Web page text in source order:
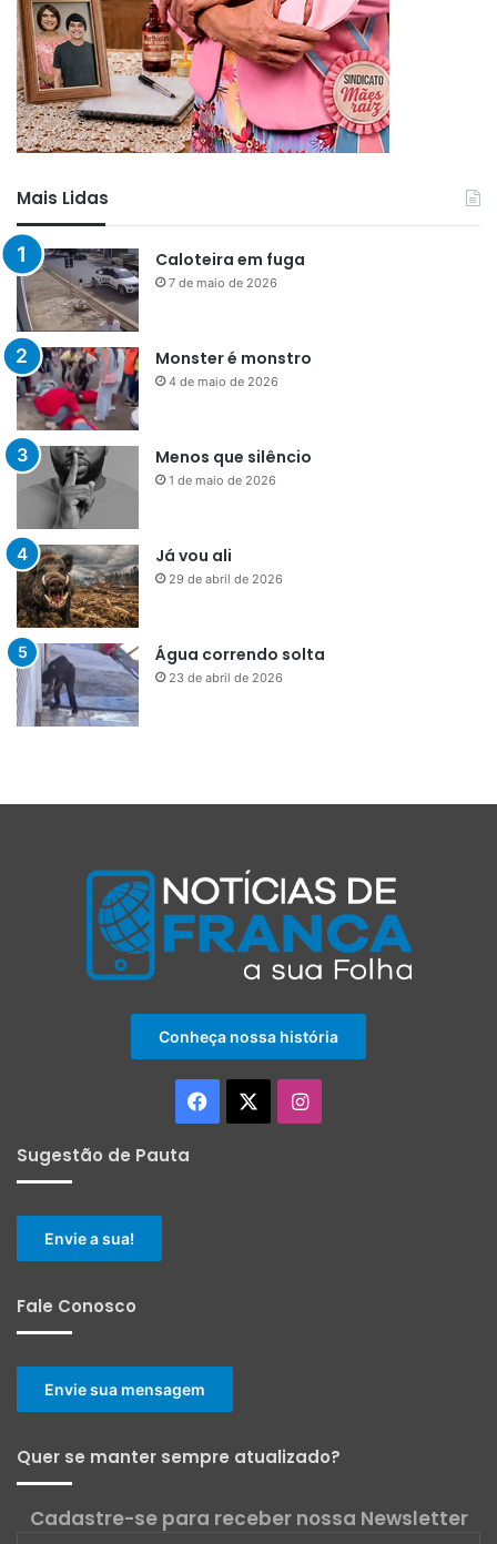
Mais Lidas
Caloteira em fuga
7 de maio de 2026
Monster é monstro
4 de maio de 2026
Menos que silêncio
1 de maio de 2026
Já vou ali
29 de abril de 2026
Água correndo solta
23 de abril de 2026
Conheça nossa história
Facebook Instagram
Sugestão de Pauta
Envie a sua!
Fale Conosco
Envie sua mensagem
Quer se manter sempre atualizado?
Cadastre-se para receber nossa Newsletter